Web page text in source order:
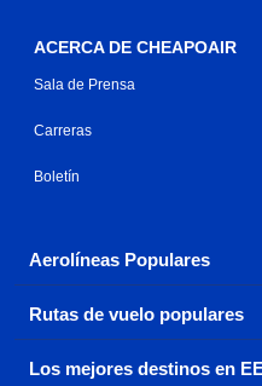
ACERCA DE CHEAPOAIR
Sala de Prensa
Carreras
Boletín
Aerolíneas Populares
Explora nuestras opciones
aerolínea, con más de 500
Rutas de vuelo populares
Reserva una de nuestras
Los mejores destinos en